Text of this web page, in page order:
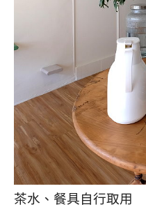
茶水、餐具自行取用